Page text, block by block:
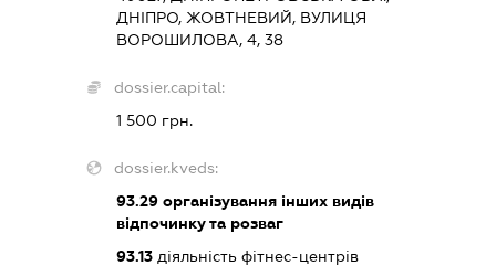
ДНІПРО, ЖОВТНЕВИЙ, ВУЛИЦЯ
ВОРОШИЛОВА, 4, 38
dossier.capital:
1 500 грн.
dossier.kveds:
93.29організування інших видів
відпочинку та розваг
93.13діяльність фітнес-центрів